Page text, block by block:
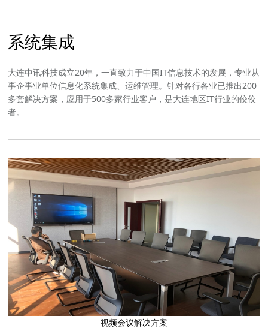
系统集成
大连中讯科技成立20年，一直致力于中国IT信息技术的发展，专业从
事企事业单位信息化系统集成、运维管理。针对各行各业已推出200
多套解决方案，应用于500多家行业客户，是大连地区IT行业的佼佼
者。
点击进入
视频会议解决方案